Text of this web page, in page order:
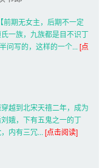
前期无女主，后期不一定
一族，九族都是目不识丁
问写的，这样的一个... [点
越到北宋天禧二年，成为
娥，下有五鬼之一的丁
内有三冗... [点击阅读]